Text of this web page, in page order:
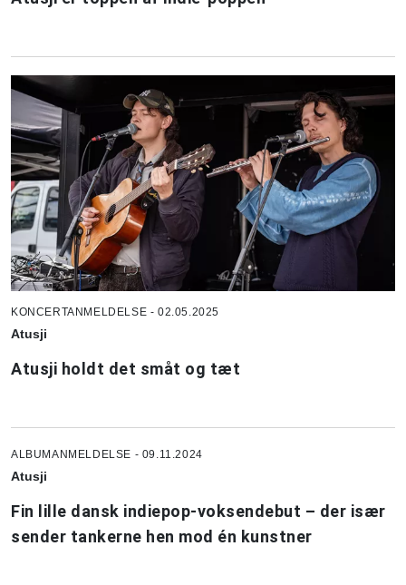
KONCERTANMELDELSE - 02.05.2025
Atusji
Atusji holdt det småt og tæt
ALBUMANMELDELSE - 09.11.2024
Atusji
Fin lille dansk indiepop-voksendebut – der især
sender tankerne hen mod én kunstner